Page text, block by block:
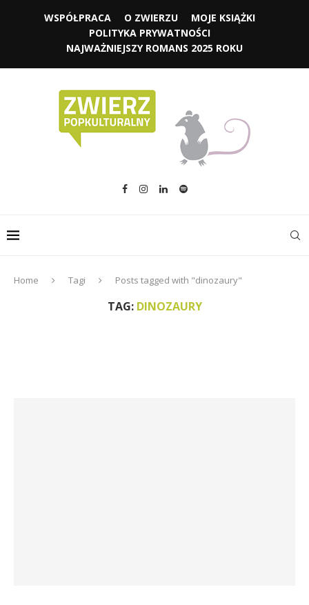
WSPÓŁPRACA O ZWIERZU
MOJE KSIĄŻKI
POLITYKA PRYWATNOŚCI
NAJWAŻNIEJSZY ROMANS 2025 ROKU
Home Tagi Posts tagged with "dinozaury"
TAG: DINOZAURY